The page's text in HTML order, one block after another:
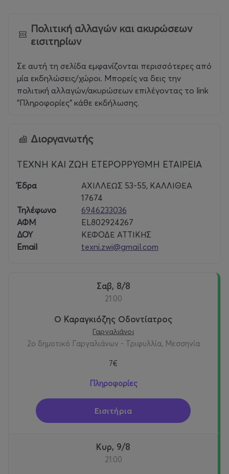
Πολιτική αλλαγών και ακυρώσεων
εισιτηρίων
Σε αυτή τη σελίδα εμφανίζονται περισσότερες από
μία εκδηλώσεις/χώροι. Μπορείς να δεις την
πολιτική αλλαγών/ακυρώσεων επιλέγοντας το link
"Πληροφορίες" κάθε εκδήλωσης.
Διοργανωτής
ΤΕΧΝΗ ΚΑΙ ΖΩΗ ΕΤΕΡΟΡΡΥΘΜΗ ΕΤΑΙΡΕΙΑ
Έδρα
ΑΧΙΛΛΕΩΣ 53-55, ΚΑΛΛΙΘΕΑ
17674
Τηλέφωνο
6946233036
ΑΦΜ
EL802924267
ΔΟΥ
ΚΕΦΟΔΕ ΑΤΤΙΚΗΣ
Email
texni.zwi@gmail.com
Σαβ, 8/8
21:00
Ο Καραγκιόζης Οδοντίατρος
Γαργαλιάνοι
2ο δημοτικό Γαργαλιάνων - Τριφυλλία, Μεσσηνία
7€
Πληροφορίες
Εισιτήρια
Κυρ, 9/8
21:00